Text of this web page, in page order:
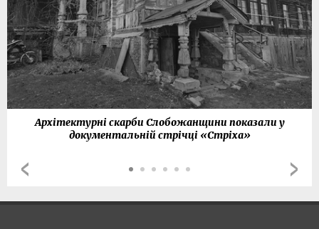
Архітектурні скарби Слобожанщини показали у
документальній стрічці «Стріха»